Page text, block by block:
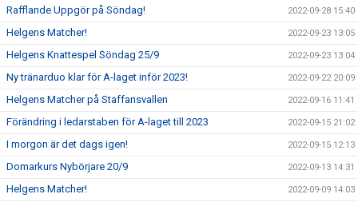
Rafflande Uppgör på Söndag! 2022-09-28 15:40
Helgens Matcher! 2022-09-23 13:05
Helgens Knattespel Söndag 25/9 2022-09-23 13:04
Ny tränarduo klar för A-laget inför 2023! 2022-09-22 20:09
Helgens Matcher på Staffansvallen 2022-09-16 11:41
Förändring i ledarstaben för A-laget till 2023 2022-09-15 21:02
I morgon är det dags igen! 2022-09-15 12:13
Domarkurs Nybörjare 20/9 2022-09-13 14:31
Helgens Matcher! 2022-09-09 14:03